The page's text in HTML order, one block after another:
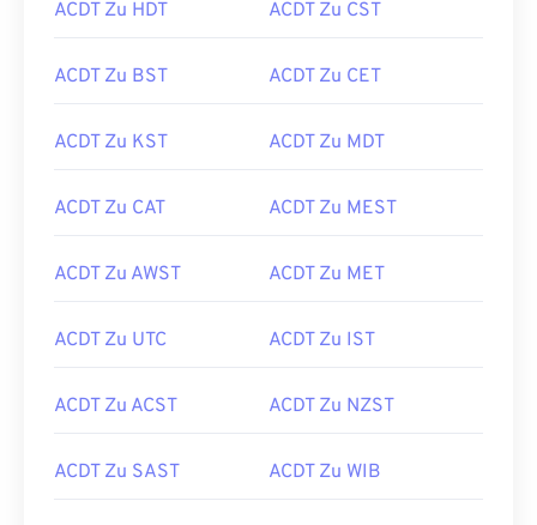
ACDT Zu HDT ACDT Zu CST
ACDT Zu BST ACDT Zu CET
ACDT Zu KST ACDT Zu MDT
ACDT Zu CAT ACDT Zu MEST
ACDT Zu AWST ACDT Zu MET
ACDT Zu UTC ACDT Zu IST
ACDT Zu ACST ACDT Zu NZST
ACDT Zu SAST ACDT Zu WIB